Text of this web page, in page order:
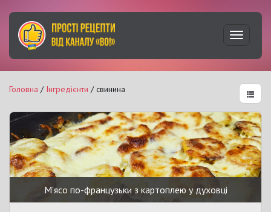
Головна / Інгредієнти / свинина
М'ясо по-французьки з картоплею у духовці